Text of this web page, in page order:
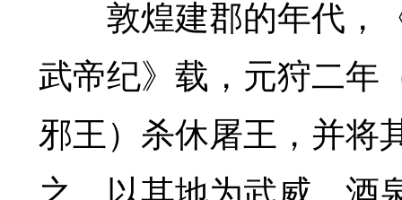
敦煌建郡的年代，《
武帝纪》载，元狩二年
邪王）杀休屠王，并将